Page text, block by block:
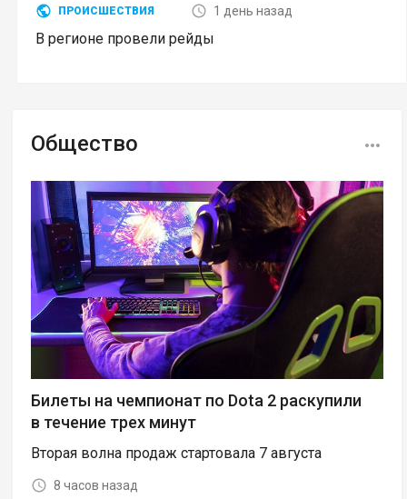
ПРОИСШЕСТВИЯ 1 день назад
В регионе провели рейды
Общество
Билеты на чемпионат по Dota 2 раскупили
в течение трех минут
Вторая волна продаж стартовала 7 августа
8 часов назад